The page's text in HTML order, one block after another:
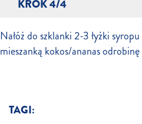
KROK 4/4
Nałóż do szklanki 2-3 łyżki
mieszanką kokos/ananas
TAGI: